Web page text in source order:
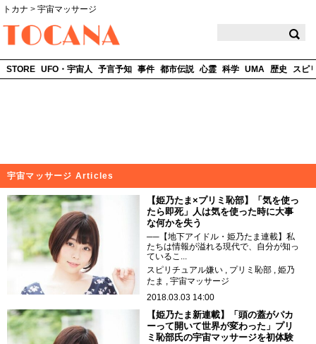
トカナ > 宇宙マッサージ
STORE UFO・宇宙人 予言予知 事件 都市伝説 心霊 科学 UMA 歴史 スピ
宇宙マッサージ Articles
【姫乃たま×プリミ恥部】「気を使っ
たら即死」人は気を使った時に大事
な何かを失う
──【地下アイドル・姫乃たま連載】私
たちは情報が溢れる現代で、自分が知っ
ているこ...
スピリチュアル嫌い
プリミ恥部
姫乃
たま
宇宙マッサージ
2018.03.03 14:00
【姫乃たま新連載】「頭の蓋がパカ
ーって開いて世界が変わった」プリ
ミ恥部氏の宇宙マッサージを初体験